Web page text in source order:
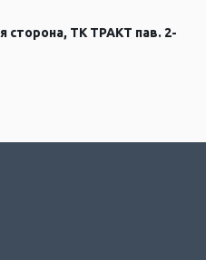
сторона, ТК ТРАКТ пав. 2-